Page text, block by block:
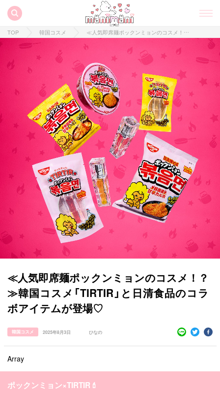
タグ一覧
韓国旅行 韓国ファッション
TOP 韓国コスメ ≪人気即席麺ポックンミョンのコスメ！？≫韓国コスメ「TIRTIR」と日清食品のコラボアイテムが登場♡
≪人気即席麺ポックンミョンのコスメ！？
≫韓国コスメ「TIRTIR」と日清食品のコラ
ボアイテムが登場♡
韓国コスメ 2025年8月3日 ひなの
Array
ポックンミョン×TIRTIR💄